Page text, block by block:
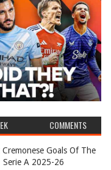
COMMENTS
Goals Of The
A 2025-26